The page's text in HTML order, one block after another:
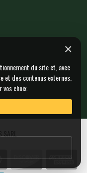
×
du site et, avec
et des contenus externes.
choix.